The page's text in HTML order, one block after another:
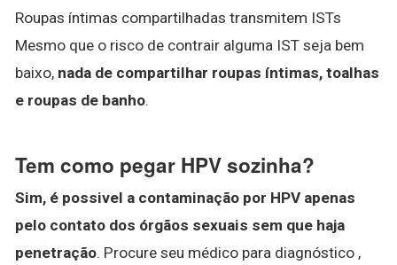
Roupas íntimas compartilhadas transmitem ISTs
Mesmo que o risco de contrair alguma IST seja bem
baixo, nada de compartilhar roupas íntimas, toalhas
e roupas de banho.
Tem como pegar HPV sozinha?
Sim, é possivel a contaminação por HPV apenas
pelo contato dos órgãos sexuais sem que haja
penetração. Procure seu médico para diagnóstico ,